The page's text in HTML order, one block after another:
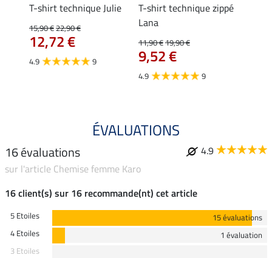
T-shirt technique Julie
15,90 €22,90 €
12,72 €
4.9 9
T-shirt technique zippé
Lana
11,90 €19,90 €
9,52 €
4.9 9
ÉVALUATIONS
16 évaluations
4.9
sur l'article Chemise femme Karo
16 client(s) sur 16 recommande(nt) cet article
5 Etoiles
15 évaluations
4 Etoiles
1 évaluation
3 Etoiles